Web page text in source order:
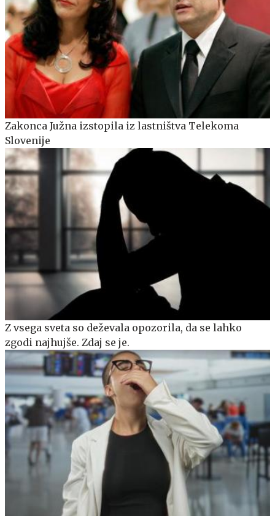
Zakonca Južna izstopila iz lastništva Telekoma
Slovenije
Z vsega sveta so deževala opozorila, da se lahko
zgodi najhujše. Zdaj se je.